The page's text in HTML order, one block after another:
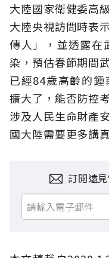
大陸國家衛健委高
大陸央視訪問時表
傳人」，並透露在
染，預估春節期間
已經84歲高齡的
擴大了，能否防控
涉及人民生命財產
國大陸需要更多講
訂閱遠